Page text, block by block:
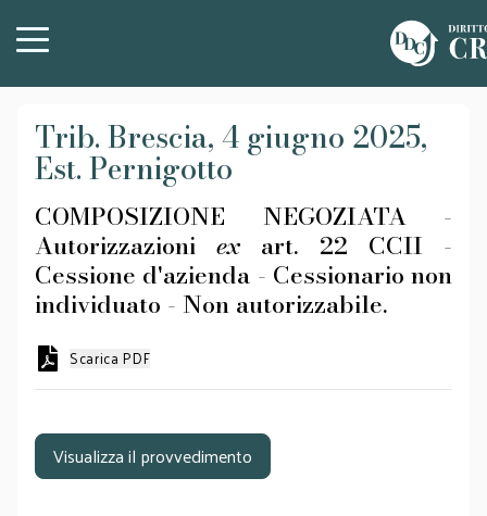
Trib. Brescia, 4 giugno 2025,
Est. Pernigotto
COMPOSIZIONE NEGOZIATA -
Autorizzazioniex art. 22 CCII -
Cessione d'azienda - Cessionario non
individuato - Non autorizzabile.
Scarica PDF
Visualizza il provvedimento